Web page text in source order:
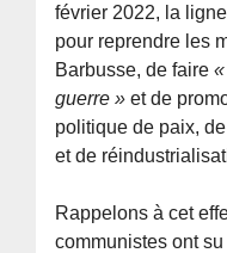
février 2022, la
pour reprendre les
Barbusse, de faire
guerre » et de
politique de paix,
et de
Rappelons à cet
communistes ont